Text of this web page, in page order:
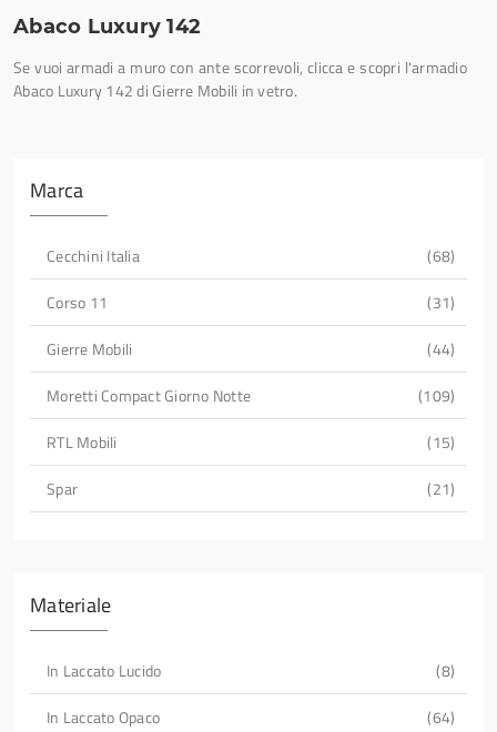
Marca
Cecchini Italia
68
Corso 11
31
Gierre Mobili
44
Moretti Compact Giorno Notte
109
RTL Mobili
15
Spar
21
Materiale
In Laccato Lucido
8
In Laccato Opaco
64
Abaco Luxury 142
Se vuoi armadi a muro con ante scorrevoli, clicca e scopri l'armadio
Abaco Luxury 142 di Gierre Mobili in vetro.